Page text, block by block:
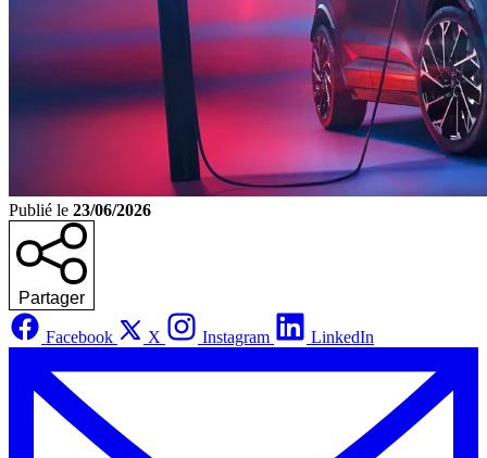
Publié le 23/06/2026
Partager
Facebook X Instagram LinkedIn